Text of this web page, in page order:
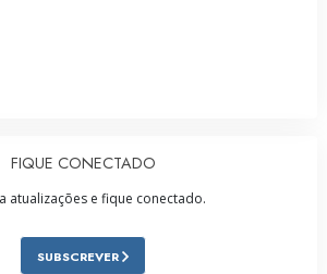
FIQUE CONECTADO
atualizações e fique conectado.
SUBSCREVER